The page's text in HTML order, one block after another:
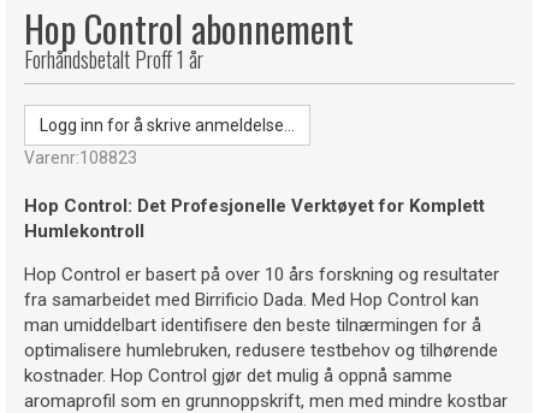
Hop Control abonnement
Forhåndsbetalt Proff 1 år
Logg inn for å skrive anmeldelse...
Varenr:108823
Hop Control: Det Profesjonelle Verktøyet for Komplett
Humlekontroll
Hop Control er basert på over 10 års forskning og resultater
fra samarbeidet med Birrificio Dada. Med Hop Control kan
man umiddelbart identifisere den beste tilnærmingen for å
optimalisere humlebruken, redusere testbehov og tilhørende
kostnader. Hop Control gjør det mulig å oppnå samme
aromaprofil som en grunnoppskrift, men med mindre kostbar